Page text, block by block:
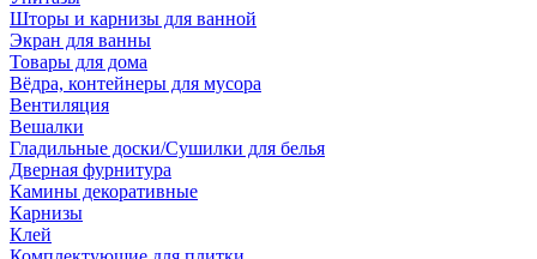
Шторы и карнизы для ванной
Экран для ванны
Товары для дома
Вёдра, контейнеры для мусора
Вентиляция
Вешалки
Гладильные доски/Сушилки для белья
Дверная фурнитура
Камины декоративные
Карнизы
Клей